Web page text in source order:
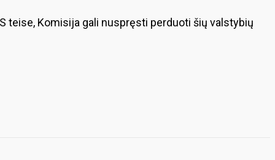
teise, Komisija gali nuspręsti perduoti šių valstybių